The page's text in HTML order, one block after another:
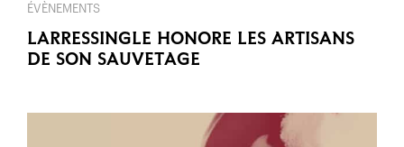
ÉVÈNEMENTS
LARRESSINGLE HONORE LES ARTISANS
DE SON SAUVETAGE